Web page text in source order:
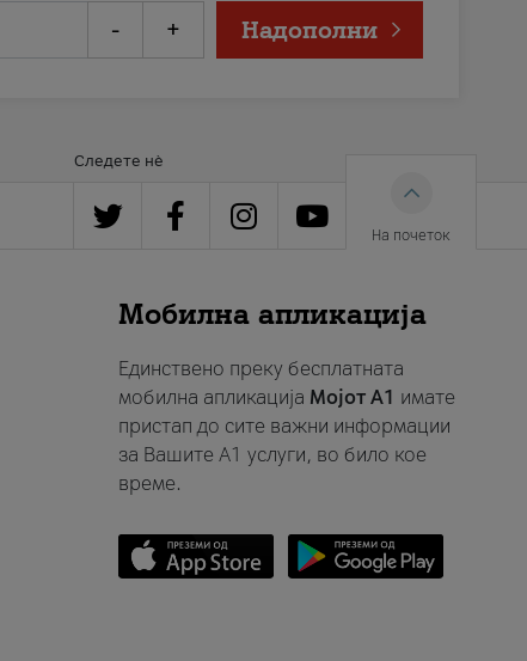
- + Надополни
Следете нè
На почеток
Мобилна апликација
Единствено преку бесплатната
мобилна апликација Мојот A1 имате
пристап до сите важни информации
за Вашите A1 услуги, во било кое
време.